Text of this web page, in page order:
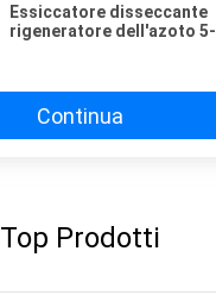
Essiccatore disseccante
rigeneratore dell'azoto 5-
Continua
Top Prodotti